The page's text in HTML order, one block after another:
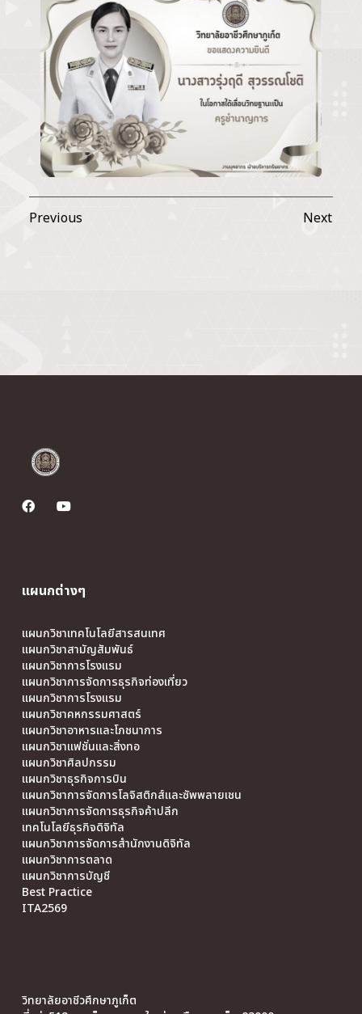
Previous Next
แผนกต่างๆ
แผนกวิชาเทคโนโลยีสารสนเทศ
แผนกวิชาสามัญสัมพันธ์
แผนกวิชาการโรงแรม
แผนกวิชาการจัดการธุรกิจท่องเที่ยว
แผนกวิชาการโรงแรม
แผนกวิชาคหกรรมศาสตร์
แผนกวิชาอาหารและโภชนาการ
แผนกวิชาแฟชั่นและสิ่งทอ
แผนกวิชาศิลปกรรม
แผนกวิชาธุรกิจการบิน
แผนกวิชาการจัดการโลจิสติกส์และซัพพลายเชน
แผนกวิชาการจัดการธุรกิจค้าปลีก
เทคโนโลยีธุรกิจดิจิทัล
แผนกวิชาการจัดการสำนักงานดิจิทัล
แผนกวิชาการตลาด
แผนกวิชาการบัญชี
Best Practice
ITA2569
วิทยาลัยอาชีวศึกษาภูเก็ต